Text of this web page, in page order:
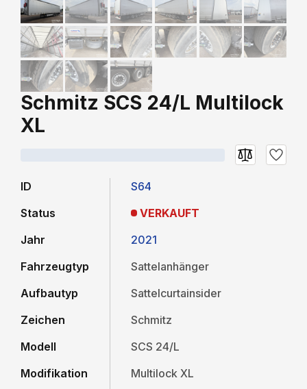
Schmitz SCS 24/L Multilock
XL
ID
Status
Jahr
Fahrzeugtyp
Aufbautyp
Zeichen
Modell
Modifikation
S64
VERKAUFT
2021
Sattelanhänger
Sattelcurtainsider
Schmitz
SCS 24/L
Multilock XL